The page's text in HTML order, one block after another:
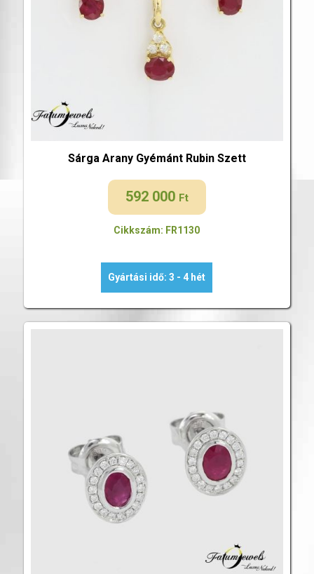
Sárga Arany Gyémánt Rubin Szett
592 000 Ft
Cikkszám: FR1130
Gyártási idő: 3 - 4 hét